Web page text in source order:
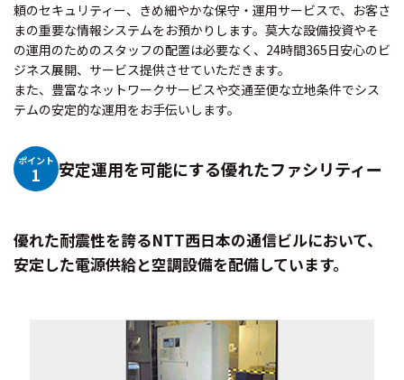
頼のセキュリティー、きめ細やかな保守・運用サービスで、お客さ
まの重要な情報システムをお預かりします。莫大な設備投資やそ
の運用のためのスタッフの配置は必要なく、24時間365日安心のビ
ジネス展開、サービス提供させていただきます。
また、豊富なネットワークサービスや交通至便な立地条件でシス
テムの安定的な運用をお手伝いします。
ポイント
1 安定運用を可能にする優れたファシリティー
優れた耐震性を誇るNTT西日本の通信ビルにおいて、
安定した電源供給と空調設備を配備しています。